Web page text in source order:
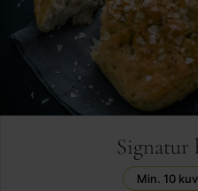
Signatur
Min. 10